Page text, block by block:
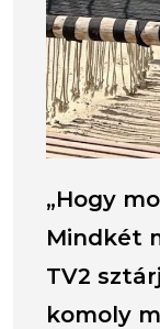
„Hogy
Mindkét
TV2
komoly